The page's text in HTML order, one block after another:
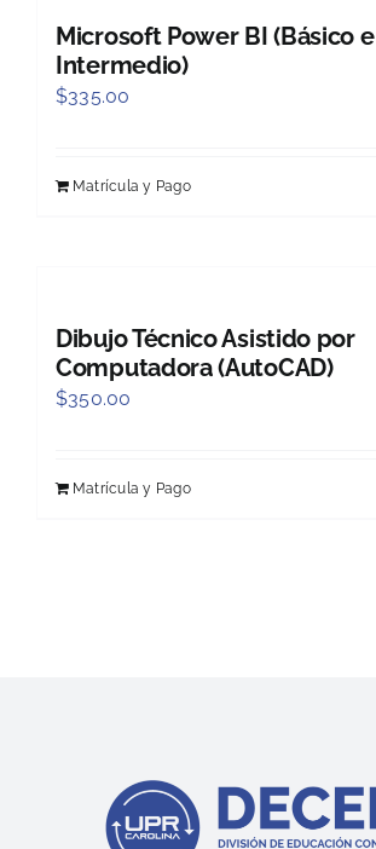
Microsoft Power BI (Básico e
Intermedio)
$335.00
Matrícula y Pago
Dibujo Técnico Asistido por
Computadora (AutoCAD)
$350.00
Matrícula y Pago